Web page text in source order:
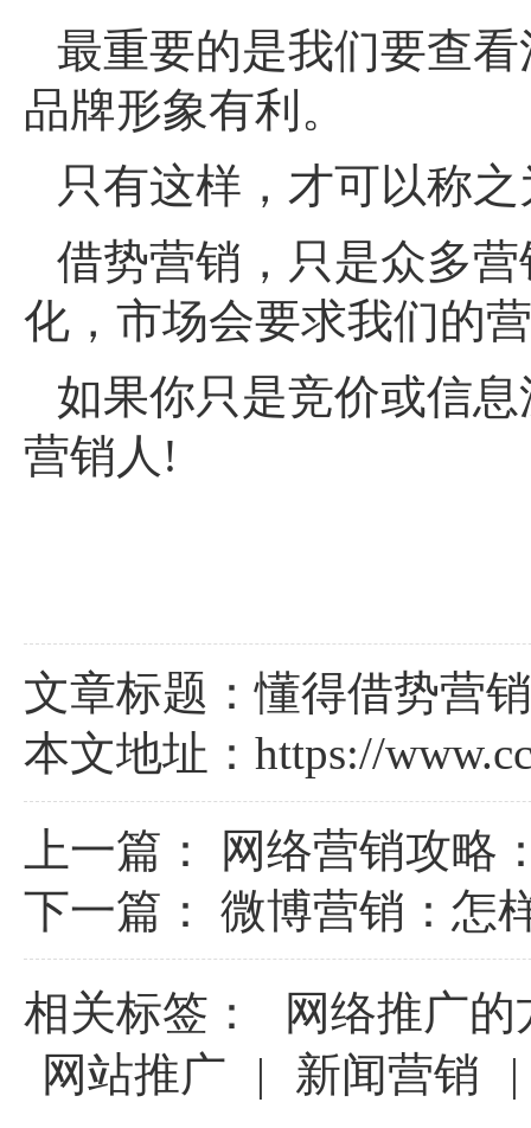
最重要的是我们要查
品牌形象有利。
只有这样，才可以称
借势营销，只是众多
化，市场会要求我们的
如果你只是竞价或信
营销人!
文章标题：懂得借势营
本文地址： https://
上一篇：
网络营销攻略
下一篇： 微博营销：怎
相关标签：
网络推广的
网站推广
| 新闻营销 |